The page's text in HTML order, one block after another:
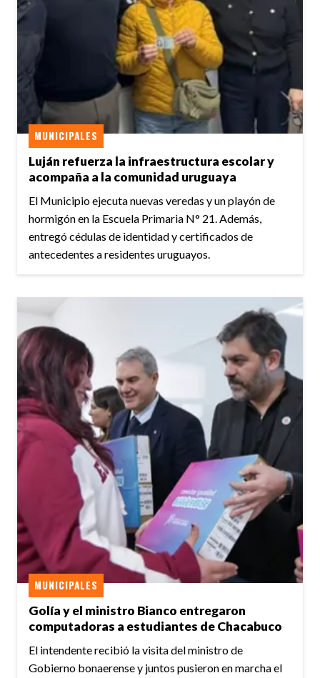
Luján refuerza la infraestructura escolar y
acompaña a la comunidad uruguaya
MUNICIPALES
El Municipio ejecuta nuevas veredas y un playón de
hormigón en la Escuela Primaria N° 21. Además,
entregó cédulas de identidad y certificados de
antecedentes a residentes uruguayos.
Golía y el ministro Bianco entregaron
computadoras a estudiantes de Chacabuco
MUNICIPALES
El intendente recibió la visita del ministro de
Gobierno bonaerense y juntos pusieron en marcha el